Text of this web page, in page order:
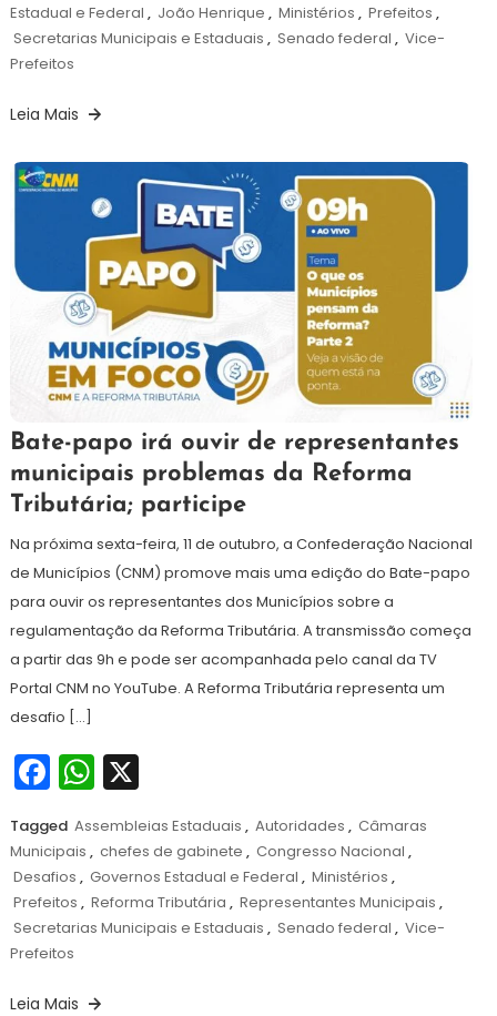
Estadual e Federal , João Henrique , Ministérios , Prefeitos ,
Secretarias Municipais e Estaduais , Senado federal , Vice-
Prefeitos
Leia Mais
10
outubro
de
Redação
Bate-papo irá ouvir de representantes
municipais problemas da Reforma
Tributária; participe
Na próxima sexta-feira, 11 de outubro, a Confederação Nacional
de Municípios (CNM) promove mais uma edição do Bate-papo
para ouvir os representantes dos Municípios sobre a
regulamentação da Reforma Tributária. A transmissão começa
a partir das 9h e pode ser acompanhada pelo canal da TV
Portal CNM no YouTube. A Reforma Tributária representa um
desafio […]
Facebook
WhatsApp
X
Tagged Assembleias Estaduais , Autoridades , Câmaras
Municipais , chefes de gabinete , Congresso Nacional ,
Desafios , Governos Estadual e Federal , Ministérios ,
Prefeitos , Reforma Tributária , Representantes Municipais ,
Secretarias Municipais e Estaduais , Senado federal , Vice-
Prefeitos
Leia Mais